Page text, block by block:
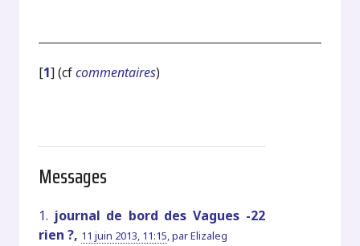
[1](cfcommentaires)
Messages
1. journal de bord des Vagues -22
rien ?, 11 juin 2013, 11:15,parElizaleg